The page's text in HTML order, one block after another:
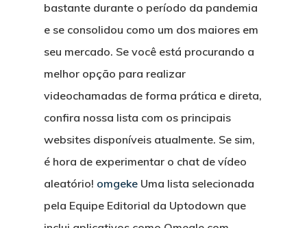
bastante durante o período da pandemia
e se consolidou como um dos maiores em
seu mercado. Se você está procurando a
melhor opção para realizar
videochamadas de forma prática e direta,
confira nossa lista com os principais
websites disponíveis atualmente. Se sim,
é hora de experimentar o chat de vídeo
aleatório! omgeke Uma lista selecionada
pela Equipe Editorial da Uptodown que
CASAS